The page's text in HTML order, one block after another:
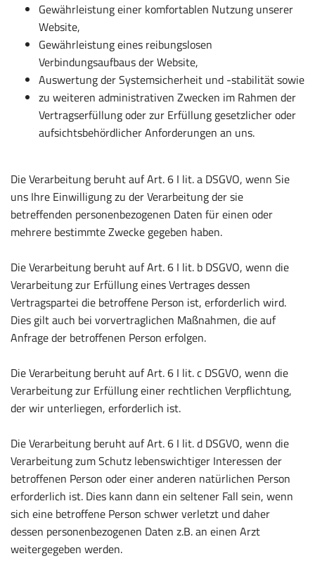
Gewährleistung einer komfortablen Nutzung unserer
Website,
Gewährleistung eines reibungslosen
Verbindungsaufbaus der Website,
Auswertung der Systemsicherheit und -stabilität sowie
zu weiteren administrativen Zwecken im Rahmen der
Vertragserfüllung oder zur Erfüllung gesetzlicher oder
aufsichtsbehördlicher Anforderungen an uns.
Die Verarbeitung beruht auf Art. 6 I lit. a DSGVO, wenn Sie
uns Ihre Einwilligung zu der Verarbeitung der sie
betreffenden personenbezogenen Daten für einen oder
mehrere bestimmte Zwecke gegeben haben.
Die Verarbeitung beruht auf Art. 6 I lit. b DSGVO, wenn die
Verarbeitung zur Erfüllung eines Vertrages dessen
Vertragspartei die betroffene Person ist, erforderlich wird.
Dies gilt auch bei vorvertraglichen Maßnahmen, die auf
Anfrage der betroffenen Person erfolgen.
Die Verarbeitung beruht auf Art. 6 I lit. c DSGVO, wenn die
Verarbeitung zur Erfüllung einer rechtlichen Verpflichtung,
der wir unterliegen, erforderlich ist.
Die Verarbeitung beruht auf Art. 6 I lit. d DSGVO, wenn die
Verarbeitung zum Schutz lebenswichtiger Interessen der
betroffenen Person oder einer anderen natürlichen Person
erforderlich ist. Dies kann dann ein seltener Fall sein, wenn
sich eine betroffene Person schwer verletzt und daher
dessen personenbezogenen Daten z.B. an einen Arzt
weitergegeben werden.